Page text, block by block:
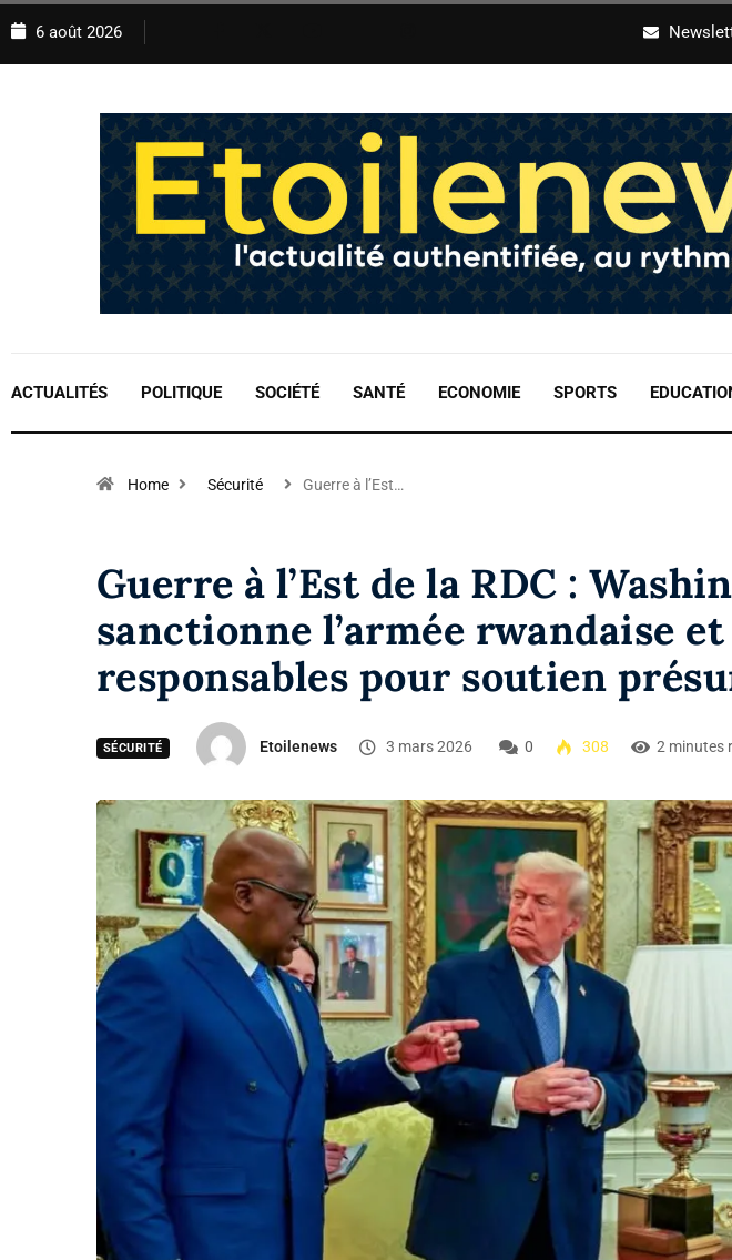
6 août 2026
ACTUALITÉS POLITIQUE SOCIÉTÉ SANTÉ ECONOMIE SPORTS
Home Sécurité Guerre à l’Est…
Guerre à l’Est de la RDC :
sanctionne l’armée rwandaise
responsables pour soutien
SÉCURITÉ Etoilenews 3 mars 2026 0 308 2 minutes